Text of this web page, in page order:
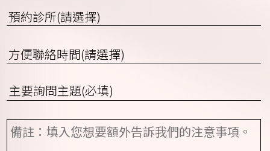
行
動
電
話
的
ID
預
約
所
選
擇)
方
便
聯
絡
間
(請
詢
問
項
目
備
註